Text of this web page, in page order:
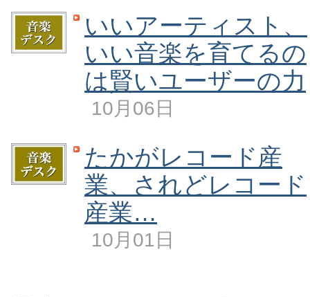
いいアーティスト、
いい音楽を育てるの
は賢いユーザーの力
10月06日
たかがレコード産
業、されどレコード
産業…
10月01日